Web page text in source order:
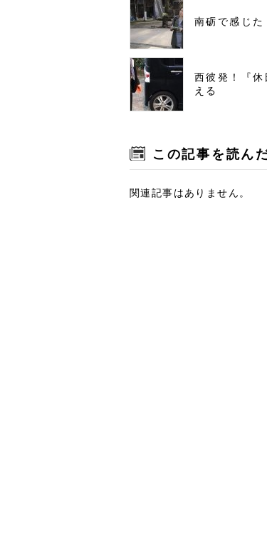
南砺で感じた
西彼発！『
える
この記事を読ん
関連記事はありません。